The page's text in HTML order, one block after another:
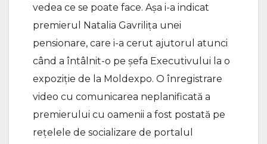
vedea ce se poate face. Așa i-a indicat
premierul Natalia Gavrilița unei
pensionare, care i-a cerut ajutorul atunci
când a întâlnit-o pe șefa Executivului la o
expoziție de la Moldexpo. O înregistrare
video cu comunicarea neplanificată a
premierului cu oamenii a fost postată pe
rețelele de socializare de portalul